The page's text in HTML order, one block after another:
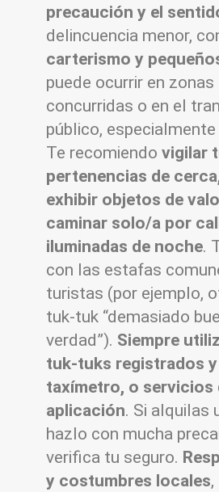
precaución y el
delincuencia menor,
carterismo y
puede ocurrir en
concurridas o en el
público, especialmente
Te recomiendo vigilar
pertenencias de
exhibir objetos de
caminar solo/a por
iluminadas de noche.
con las estafas
turistas (por ejemplo,
tuk-tuk “demasiado
verdad”). Siempre
tuk-tuks registrados
taxímetro, o servicios
aplicación. Si alquilas
hazlo con mucha
verifica tu seguro.
y costumbres locales,